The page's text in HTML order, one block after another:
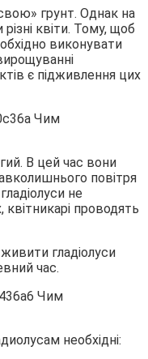
грунт. Однак на
квіти. Тому, щоб
виконувати
є підживлення цих
В цей час вони
повітря
не
проводять
гладіолуси
час.
необхідні: